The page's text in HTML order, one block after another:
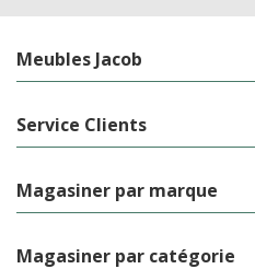
Meubles Jacob
Service Clients
Magasiner par marque
Magasiner par catégorie